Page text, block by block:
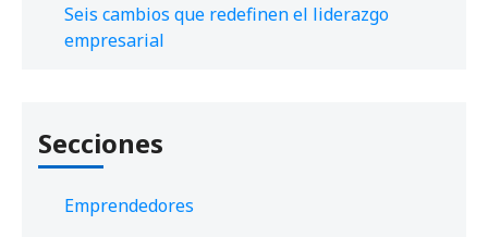
Seis cambios que redefinen el liderazgo
empresarial
Secciones
Emprendedores